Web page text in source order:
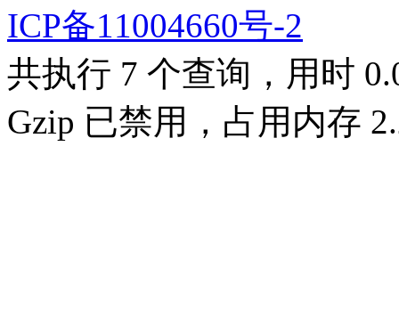
ICP备11004660号-2
共执行 7 个查询，用时
Gzip 已禁用，占用内存